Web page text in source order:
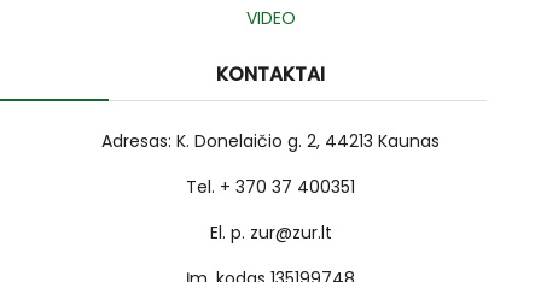
VIDEO
KONTAKTAI
Adresas: K. Donelaičio g. 2, 44213 Kaunas
Tel. + 370 37 400351
El. p. zur@zur.lt